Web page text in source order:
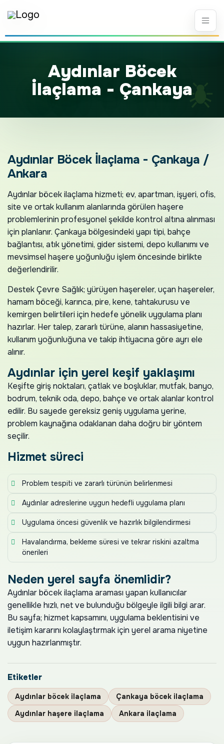
Aydınlar Böcek
İlaçlama - Çankaya
Aydınlar Böcek İlaçlama - Çankaya /
Ankara
Aydınlar böcek ilaçlama hizmeti; ev, apartman, işyeri, ofis,
site ve ortak kullanım alanlarında görülen haşere
problemlerinin profesyonel şekilde kontrol altına alınması
için planlanır. Çankaya bölgesindeki yapı tipi, bahçe
bağlantısı, atık yönetimi, gider sistemi, depo kullanımı ve
mevsimsel haşere yoğunluğu işlem öncesinde birlikte
değerlendirilir.
Destek Çevre Sağlık; yürüyen haşereler, uçan haşereler,
hamam böceği, karınca, pire, kene, tahtakurusu ve
kemirgen belirtileri için hedefe yönelik uygulama planı
hazırlar. Her talep, zararlı türüne, alanın hassasiyetine,
kullanım yoğunluğuna ve takip ihtiyacına göre ayrı ele
alınır.
Aydınlar için yerel keşif yaklaşımı
Keşifte giriş noktaları, çatlak ve boşluklar, mutfak, banyo,
bodrum, teknik oda, depo, bahçe ve ortak alanlar kontrol
edilir. Bu sayede gereksiz geniş uygulama yerine,
problem kaynağına odaklanan daha doğru bir yöntem
seçilir.
Hizmet süreci
Problem tespiti ve zararlı türünün belirlenmesi
Aydınlar adreslerine uygun hedefli uygulama planı
Uygulama öncesi güvenlik ve hazırlık bilgilendirmesi
Havalandırma, bekleme süresi ve tekrar riskini azaltma
önerileri
Neden yerel sayfa önemlidir?
Aydınlar böcek ilaçlama araması yapan kullanıcılar
genellikle hızlı, net ve bulunduğu bölgeyle ilgili bilgi arar.
Bu sayfa; hizmet kapsamını, uygulama beklentisini ve
iletişim kararını kolaylaştırmak için yerel arama niyetine
uygun hazırlanmıştır.
Etiketler
Aydınlar böcek ilaçlama
Çankaya böcek ilaçlama
Aydınlar haşere ilaçlama
Ankara ilaçlama